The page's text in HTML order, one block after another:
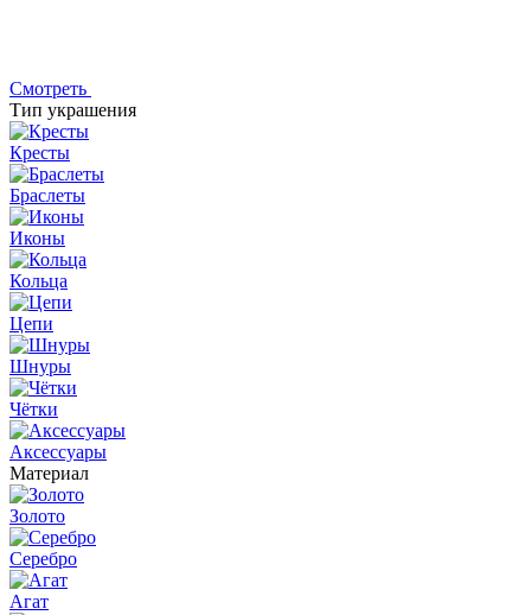
Смотреть
Тип украшения
Кресты
Браслеты
Иконы
Кольца
Цепи
Шнуры
Чётки
Аксессуары
Материал
Золото
Серебро
Агат